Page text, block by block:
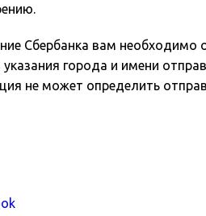
Сбербанка вам
города и имени
не может определить